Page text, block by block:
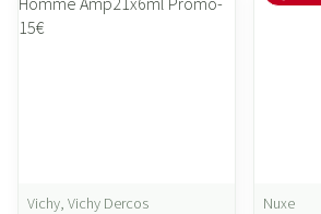
Vichy, Vichy Dercos
Nuxe